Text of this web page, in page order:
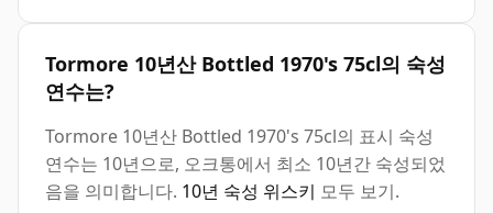
Tormore 10년산 Bottled 1970's 75cl의 숙성
연수는?
Tormore 10년산 Bottled 1970's 75cl의 표시 숙성
연수는 10년으로, 오크통에서 최소 10년간 숙성되었
음을 의미합니다. 10년 숙성 위스키 모두 보기.